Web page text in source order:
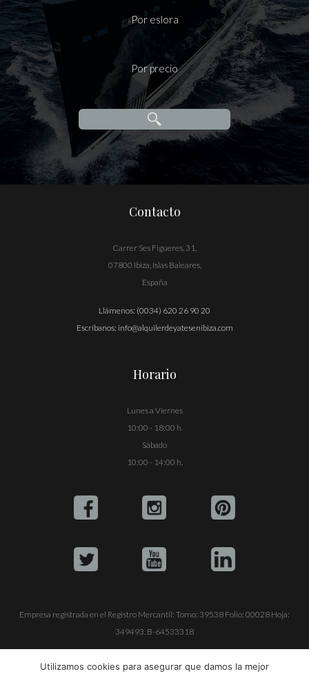
Por eslora
Por precio
Contacto
Carrer Ses Figueres, 31,
07800 Ibiza, Islas Baleares,
España
Llámenos: (0034) 620 26 90 20
Escríbanos: info@alquilerdeyatesenibiza.com
Horario
Lunes a Viernes
10:00 - 18:00 h.
Sábado
10:00 - 14:00 h.
Empresa registrada en el Registro Mercantil: Tomo: 39538 Folio: 00028 Hoja:
349493. B-64533318
Utilizamos cookies para asegurar que damos la mejor